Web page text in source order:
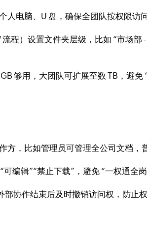
人电脑、U 盘，确保全团队按权限访
程）设置文件夹层级，比如 “市场
够用，大团队可扩展至数 TB，避免 “
方，比如管理员可管理全公司文档，
编辑”“禁止下载”，避免 “一权通全岗
协作结束后及时撤销访问权，防止权